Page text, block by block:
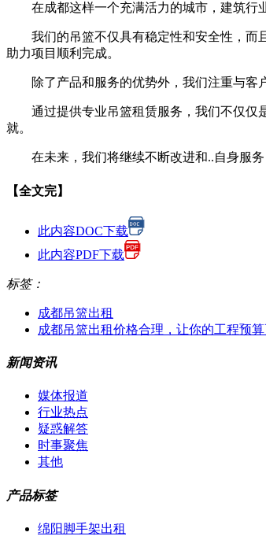
在成都这样一个充满活力的城市，建筑行
我们的吊篮不仅具有稳定性和安全性，而
助力项目顺利完成。
除了产品和服务的优势外，我们注重与客
通过提供专业吊篮租赁服务，我们不仅仅
就。
在未来，我们将继续不断改进和..自身服
【全文完】
此内容DOC下载
此内容PDF下载
标签：
成都吊篮出租
成都吊篮出租价格合理，让你的工程预
新闻资讯
媒体报道
行业热点
疑惑解答
时事聚焦
其他
产品标签
绵阳脚手架出租